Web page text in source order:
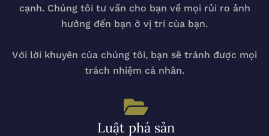
cạnh. Chúng tôi tư vấn cho bạn về mọi rủi ro ảnh
hưởng đến bạn ở vị trí của bạn.
Với lời khuyên của chúng tôi, bạn sẽ tránh được mọi
trách nhiệm cá nhân.
Luật phá sản